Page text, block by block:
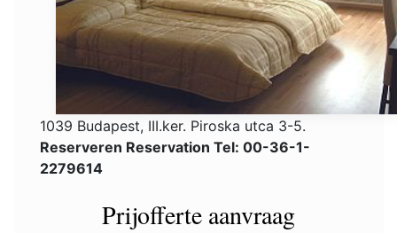
1039 Budapest, III.ker. Piroska utca 3-5.
Reserveren Reservation Tel: 00-36-1-
2279614
Prijofferte aanvraag